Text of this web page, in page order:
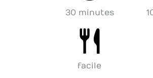
30 minutes
facile